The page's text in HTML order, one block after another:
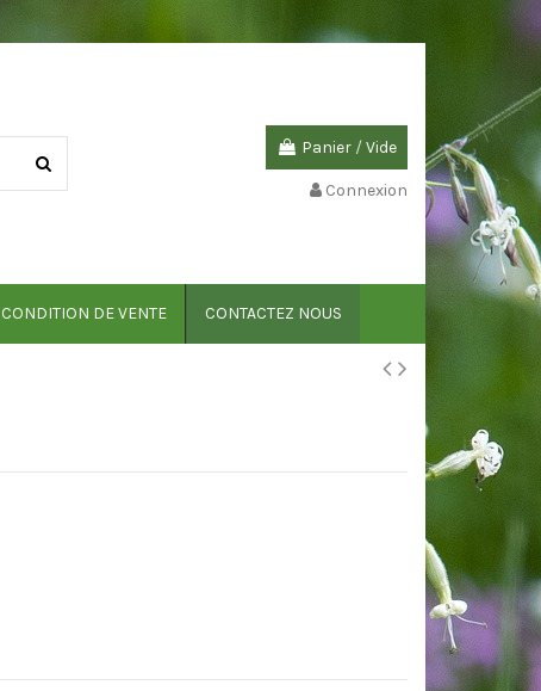
Panier /Vide
Connexion
CONDITION DE VENTE CONTACTEZ NOUS